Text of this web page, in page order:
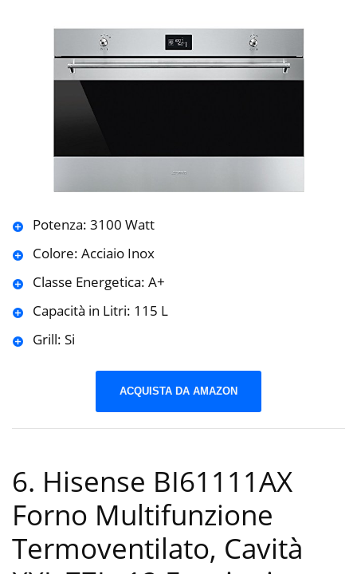
Potenza: 3100 Watt
Colore: Acciaio Inox
Classe Energetica: A+
Capacità in Litri: 115 L
Grill: Si
ACQUISTA DA AMAZON
6. Hisense BI61111AX
Forno Multifunzione
Termoventilato, Cavità